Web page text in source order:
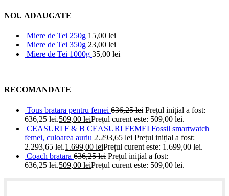
NOU ADAUGATE
Miere de Tei 250g 15,00 lei
Miere de Tei 350g 23,00 lei
Miere de Tei 1000g 35,00 lei
RECOMANDATE
Tous bratara pentru femei 636,25lei Prețul inițial a fost:
636,25 lei.509,00 leiPrețul curent este: 509,00 lei.
CEASURI F & B CEASURI FEMEI Fossil smartwatch
femei, culoarea auriu 2.293,65lei Prețul inițial a fost:
2.293,65 lei.1.699,00 leiPrețul curent este: 1.699,00 lei.
Coach bratara 636,25lei Prețul inițial a fost:
636,25 lei.509,00 leiPrețul curent este: 509,00 lei.